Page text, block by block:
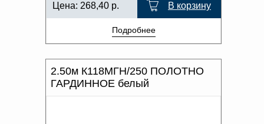
Цена: 268,40 р. В корзину
Подробнее
2.50м К118МГН/250 ПОЛОТНО
ГАРДИННОЕ белый